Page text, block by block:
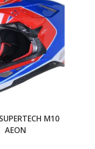
M10
AEON